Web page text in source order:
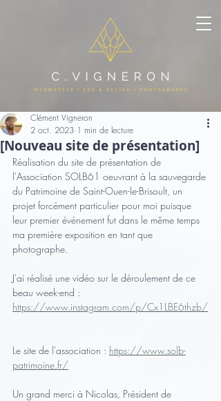
[Nouveau site de présentation]
Clément Vigneron
2 oct. 2023 1 min de lecture
Réalisation du site de présentation de
l'Association SOLB61 oeuvrant à la sauvegarde
du Patrimoine de Saint-Ouen-le-Brisoult, un
projet forcément particulier pour moi puisque
leur premier événement fut dans le même temps
ma première exposition en tant que
photographe.
J'ai réalisé une vidéo sur le déroulement de ce
beau week-end :
https://www.instagram.com/p/Cx1LBE6thzb/
Le site de l'association : https://www.solb-
patrimoine.fr/
Un grand merci à Nicolas, Président de